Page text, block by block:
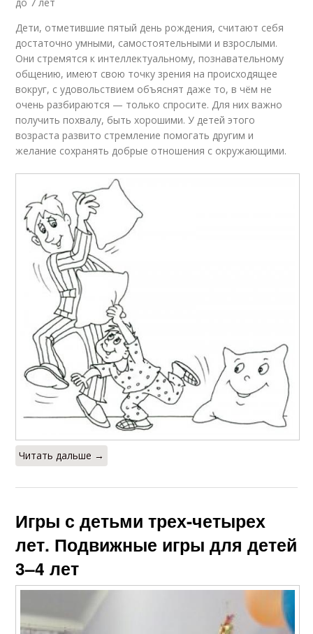
Дети, отметившие пятый день рождения, считают себя
достаточно умными, самостоятельными и взрослыми.
Они стремятся к интеллектуальному, познавательному
общению, имеют свою точку зрения на происходящее
вокруг, с удовольствием объяснят даже то, в чём не
очень разбираются — только спросите. Для них важно
получить похвалу, быть хорошими. У детей этого
возраста развито стремление помогать другим и
желание сохранять добрые отношения с окружающими.
Читать дальше →
Игры с детьми трех-четырех
лет. Подвижные игры для детей
3–4 лет